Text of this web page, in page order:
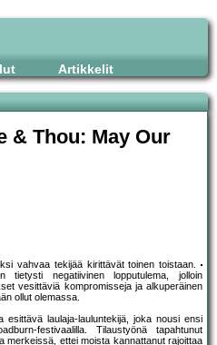
Artikkelit
& Thou: May Our
vahvaa tekijää kirittävät toinen toistaan.
tietysti negatiivinen lopputulema, jolloin
vesittäviä kompromisseja ja alkuperäinen
ollut olemassa.
laulaja-lauluntekijä, joka nousi ensi
festivaalilla. Tilaustyönä tapahtunut
merkeissä, ettei moista kannattanut rajoittaa